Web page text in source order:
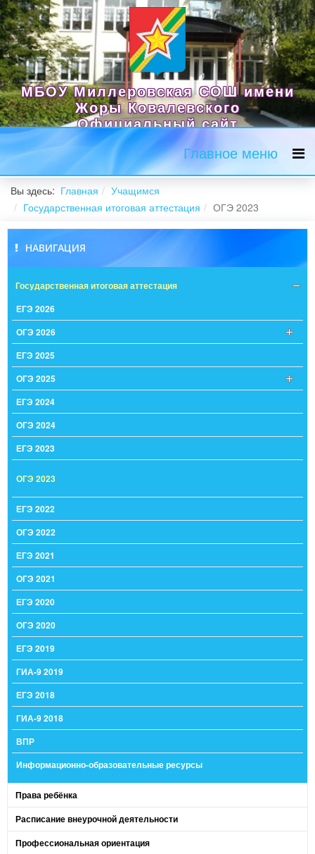
МБОУ Миллеровская СОШ имени
Жоры Ковалевского
Официальный сайт
Главное меню
Вы здесь: Главная
Учащимся
Государственная итоговая аттестация
ОГЭ 2023
НАВИГАЦИЯ
Государственная итоговая аттестация
ЕГЭ 2026
ОГЭ 2026
ЕГЭ 2025
ОГЭ 2025
ЕГЭ 2024
ОГЭ 2024
ЕГЭ 2023
ОГЭ 2023
ЕГЭ 2022
ОГЭ 2022
ЕГЭ 2021
ОГЭ 2021
ЕГЭ 2020
ОГЭ 2020
ЕГЭ 2019
ГИА-9 2019
ЕГЭ 2018
ГИА-9 2018
ВПР
Информационно-образовательные ресурсы
Права ребёнка
Расписание внеурочной деятельности
Профессиональная ориентация